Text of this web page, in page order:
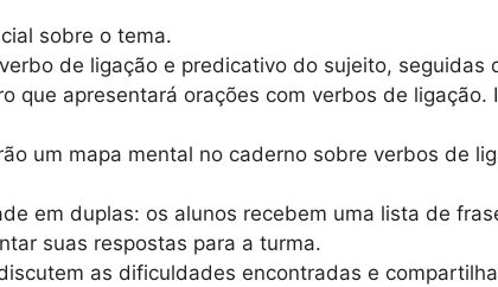
sobre o tema.
de ligação e predicativo do sujeito, seguidas
que apresentará orações com verbos de
um mapa mental no caderno sobre verbos de
em duplas: os alunos recebem uma lista de
suas respostas para a turma.
as dificuldades encontradas e